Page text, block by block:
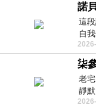
這
自
的
柒
老
靜
字